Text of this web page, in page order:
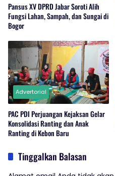
Pansus XV DPRD Jabar Soroti Alih
Fungsi Lahan, Sampah, dan Sungai di
Bogor
Advertorial
PAC PDI Perjuangan Kejaksan Gelar
Konsolidasi Ranting dan Anak
Ranting di Kebon Baru
Tinggalkan Balasan